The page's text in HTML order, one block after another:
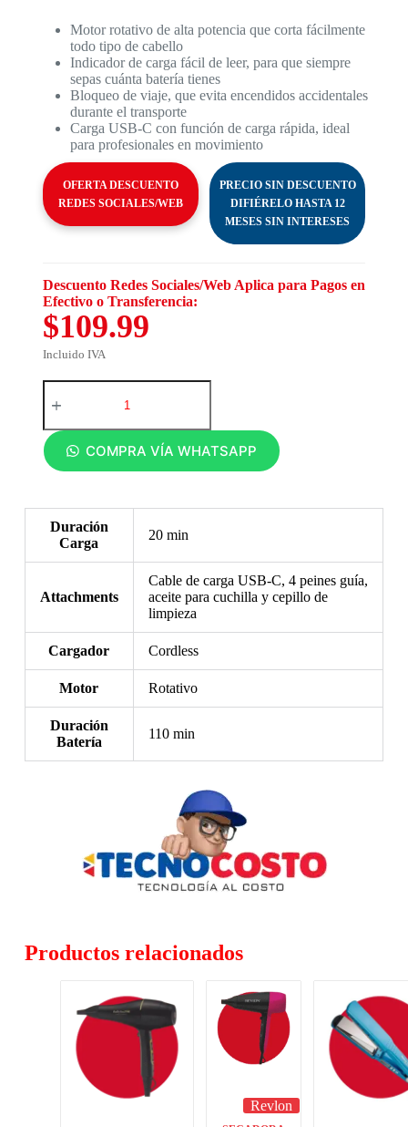
Motor rotativo de alta potencia que corta fácilmente
todo tipo de cabello
Indicador de carga fácil de leer, para que siempre
sepas cuánta batería tienes
Bloqueo de viaje, que evita encendidos accidentales
durante el transporte
Carga USB-C con función de carga rápida, ideal
para profesionales en movimiento
OFERTA DESCUENTO
REDES SOCIALES/WEB
PRECIO SIN DESCUENTO
DIFIÉRELO HASTA 12
MESES SIN INTERESES
Descuento Redes Sociales/Web Aplica para Pagos en
Efectivo o Transferencia:
$109.99
Incluido IVA
COMPRA VÍA WHATSAPP
Duración
Carga
20 min
Attachments
Cable de carga USB-C, 4 peines guía,
aceite para cuchilla y cepillo de
limpieza
Cargador Cordless
Motor Rotativo
Duración
Batería
110 min
Productos relacionados
Revlon